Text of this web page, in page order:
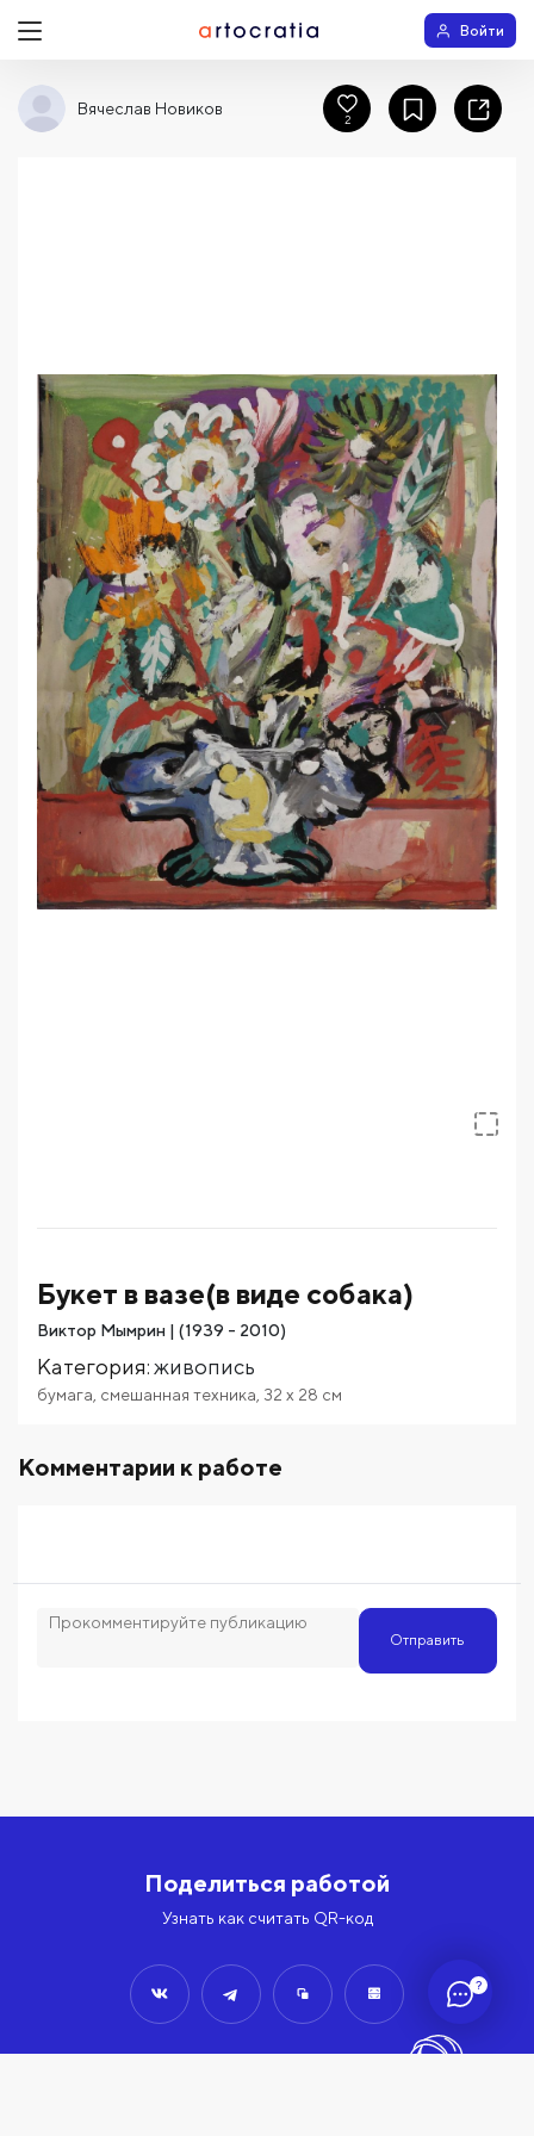
?
Войти
Букет в вазе(в виде собака)
Виктор Мымрин | (1939 - 2010)
Категория:живопись
бумага смешанная техника 32 x 28 см
Комментарии к работе
Отправить
Вячеслав Новиков
2
Поделиться работой
Узнать как считать QR-код